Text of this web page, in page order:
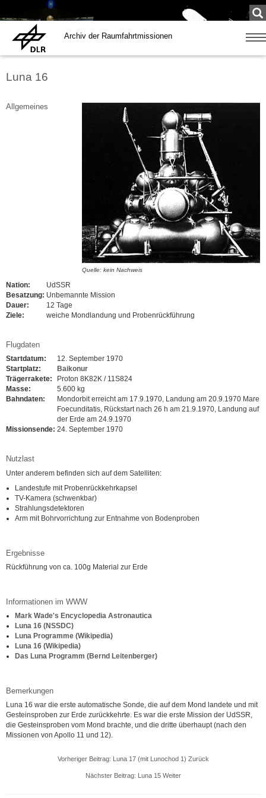
Archiv der Raumfahrtmissionen
Zeige
Luna 16
Quelle: kein Nachweis
Allgemeines
Nation:
UdSSR
Besatzung: Unbemannte Mission
Dauer:
12 Tage
Ziele:
weiche Mondlandung und Probenrückführung
Flugdaten
Startdatum:
12. September 1970
Startplatz:
Baikonur
Trägerrakete:
Proton 8K82K / 11S824
Masse:
5.600 kg
Bahndaten:
Mondorbit erreicht am 17.9.1970, Landung am 20.9.1970 Mare
Foecunditatis, Rückstart nach 26 h am 21.9.1970, Landung auf
der Erde am 24.9.1970
Missionsende: 24. September 1970
Nutzlast
Unter anderem befinden sich auf dem Satelliten:
Landestufe mit Probenrückkehrkapsel
TV-Kamera (schwenkbar)
Strahlungsdetektoren
Arm mit Bohrvorrichtung zur Entnahme von Bodenproben
Ergebnisse
Rückführung von ca. 100g Material zur Erde
Informationen im WWW
Mark Wade's Encyclopedia Astronautica
Luna 16 (NSSDC)
Luna Programme (Wikipedia)
Luna 16 (Wikipedia)
Das Luna Programm (Bernd Leitenberger)
Bemerkungen
Luna 16 war die erste automatische Sonde, die auf dem Mond landete und mit
Gesteinsproben zur Erde zurückkehrte. Es war die erste Mission der UdSSR,
die Gesteinsproben vom Mond brachte, und die dritte überhaupt (nach den
Missionen von Apollo 11 und 12).
Vorheriger Beitrag: Luna 17 (mit Lunochod 1) Zurück
Nächster Beitrag: Luna 15 Weiter